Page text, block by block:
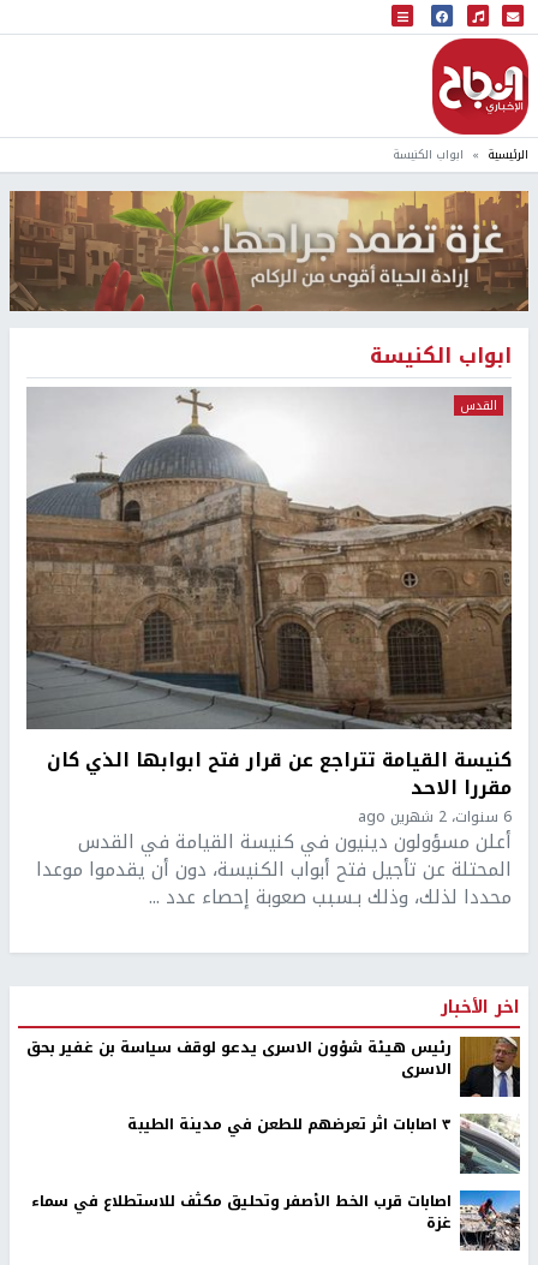
البث المباشر
إذاعة النجاح
الرئيسية ابواب الكنيسة
ابواب الكنيسة
القدس
كنيسة القيامة تتراجع عن قرار فتح ابوابها الذي كان
مقررا الاحد
6 سنوات، 2 شهرين ago
أعلن مسؤولون دينيون في كنيسة القيامة في القدس
المحتلة عن تأجيل فتح أبواب الكنيسة، دون أن يقدموا موعدا
محددا لذلك، وذلك بـسبب صعوبة إحصاء عدد ...
اخر الأخبار
رئيس هيئة شؤون الاسرى يدعو لوقف سياسة بن غفير بحق
الاسرى
٣ اصابات اثر تعرضهم للطعن في مدينة الطيبة
اصابات قرب الخط الأصفر وتحليق مكثف للاستطلاع في سماء
غزة